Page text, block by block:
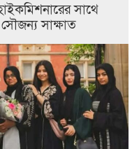
সাথে
সৌজন্য সাক্ষাত